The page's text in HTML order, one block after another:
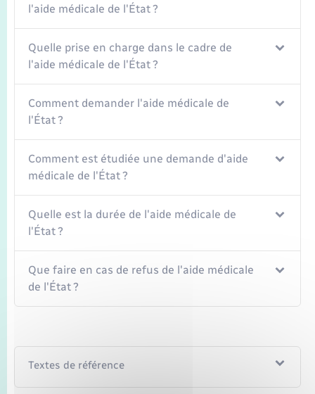
l'aide médicale de l'État ?
Quelle prise en charge dans le cadre de
l'aide médicale de l'État ?
Comment demander l'aide médicale de
l'État ?
Comment est étudiée une demande d'aide
médicale de l'État ?
Quelle est la durée de l'aide médicale de
l'État ?
Que faire en cas de refus de l'aide médicale
de l'État ?
Textes de référence